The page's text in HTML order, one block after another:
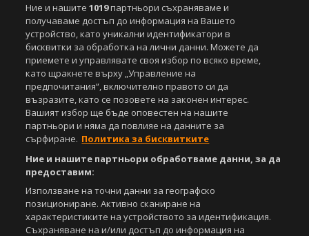
Управление на предпочитания
Съдържанието на този уеб сайт и технологиите, използвани в него, са
под закрила на Закона за авторското право и сродните му права.
Всички статии, репортажи, интервюта и други текстови, графични и
видео материали, публикувани в сайта, са собственост на Агенция
Спортал, освен ако изрично е посочено друго. Допуска се
публикуване на текстови материали само след писмено съгласие на
Агенция Спортал, посочване на източника и добавяне на линк към
www.sportal.bg. Използването на графични и видео материали,
публикувани в сайта, е строго забранено. Нарушителите ще бъдат
санкционирани с цялата строгост на закона.
СвалиБЕЗПЛАТНОТО
Android
Powered by:
Ние и нашите1019партньори съхраняваме и
получаваме достъп до информация на Вашето
устройство, като уникални идентификатори в
бисквитки за обработка на лични данни. Можете да
приемете и управлявате своя избор по всяко време,
като щракнете върху „Управление на
предпочитания“, включително правото си да
възразите, като се позовете на законен интерес.
Вашият избор ще бъде оповестен на нашите
партньори и няма да повлияе на данните за
сърфиране. Политика за бисквитките
Ние и нашите партньори обработваме данни, за да
предоставим:
Използване на точни данни за географско
позициониране. Активно сканиране на
характеристиките на устройството за идентификация.
Съхраняване на и/или достъп до информация на